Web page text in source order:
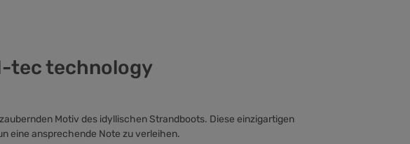
tec technology
Motiv des idyllischen Strandboots. Diese einzigartigen
eine ansprechende Note zu verleihen.